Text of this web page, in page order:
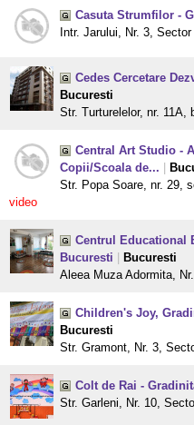
Casuta Strumfilor -
Intr. Jarului, Nr. 3,
Cedes Cercetare
Bucuresti
Str. Turturelelor, nr.
Central Art Studio -
Copii/Scoala de...
Str. Popa Soare, nr. 29,
video
Centrul Educational
Bucuresti
Bucuresti
Aleea Muza Adormita,
Children's Joy,
Bucuresti
Str. Gramont, Nr. 3,
Colt de Rai -
Str. Garleni, Nr. 10,